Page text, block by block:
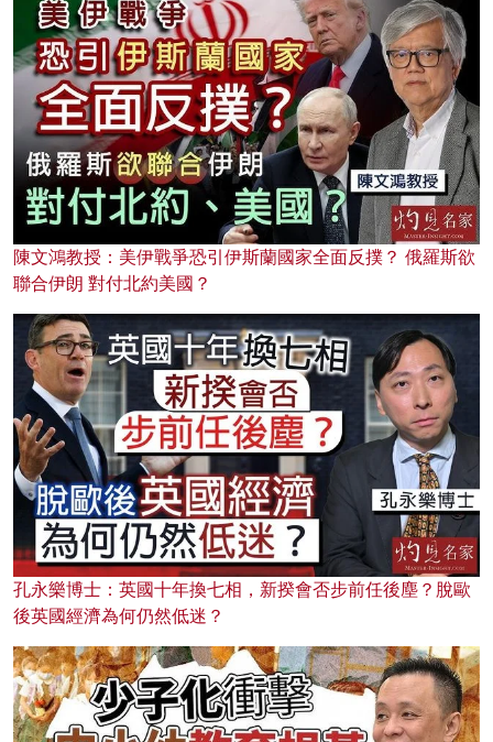
陳文鴻教授：美伊戰爭恐引伊斯蘭國家全面反撲？ 俄羅斯欲
聯合伊朗 對付北約美國？
孔永樂博士：英國十年換七相，新揆會否步前任後塵？脫歐
後英國經濟為何仍然低迷？